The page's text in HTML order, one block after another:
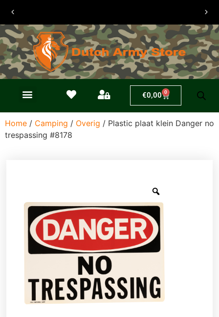
30 dagen
retouren
€0,00 0
Home / Camping / Overig / Plastic plaat klein Danger no
trespassing #8178